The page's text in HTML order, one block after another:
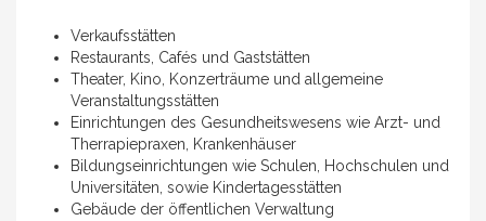
Verkaufsstätten
Restaurants, Cafés und Gaststätten
Theater, Kino, Konzerträume und allgemeine
Veranstaltungsstätten
Einrichtungen des Gesundheitswesens wie Arzt- und
Therrapiepraxen, Krankenhäuser
Bildungseinrichtungen wie Schulen, Hochschulen und
Universitäten, sowie Kindertagesstätten
Gebäude der öffentlichen Verwaltung